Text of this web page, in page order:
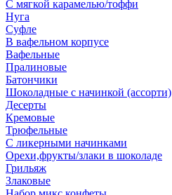
С мягкой карамелью/тоффи
Нуга
Суфле
В вафельном корпусе
Вафельные
Пралиновые
Батончики
Шоколадные с начинкой (ассорти)
Десерты
Кремовые
Трюфельные
С ликерными начинками
Орехи,фрукты/злаки в шоколаде
Грильяж
Злаковые